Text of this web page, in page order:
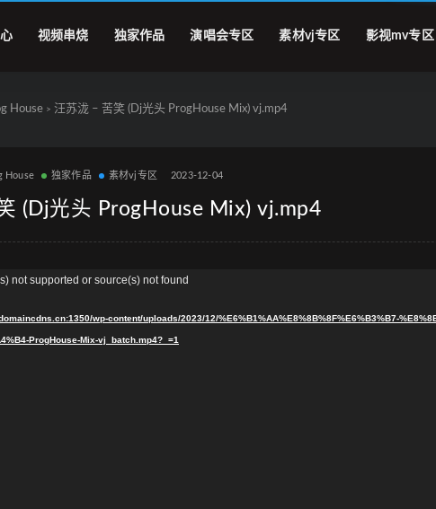
视频串烧 独家作品 演唱会专区 素材vj专区 影视mv专区
House > 汪苏泷 – 苦笑 (Dj光头 ProgHouse Mix) vj.mp4
House 独家作品 素材vj专区 2023-12-04
(Dj光头 ProgHouse Mix) vj.mp4
not supported or source(s) not found
wp-content/uploads/2023/12/%E6%B1%AA%E8%8B%8F%E6%B3%B7-
ProgHouse-Mix-vj_batch.mp4?_=1